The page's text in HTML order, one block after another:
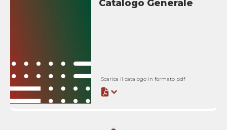
Catalogo Generale
Scarica il catalogo in formato pdf